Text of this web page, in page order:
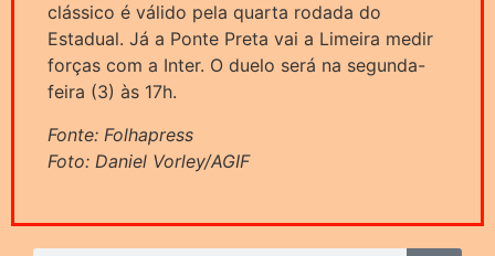
clássico é válido pela quarta rodada do
Estadual. Já a Ponte Preta vai a Limeira medir
forças com a Inter. O duelo será na segunda-
feira (3) às 17h.
Fonte: Folhapress
Foto: Daniel Vorley/AGIF